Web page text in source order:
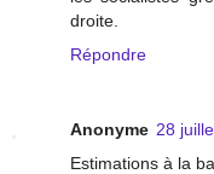
droite.
Répondre
Anonyme 28
Estimations à la